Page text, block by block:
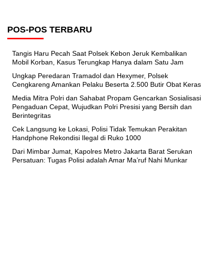
POS-POS TERBARU
Tangis Haru Pecah Saat Polsek Kebon Jeruk Kembalikan
Mobil Korban, Kasus Terungkap Hanya dalam Satu Jam
Ungkap Peredaran Tramadol dan Hexymer, Polsek
Cengkareng Amankan Pelaku Beserta 2.500 Butir Obat Keras
Media Mitra Polri dan Sahabat Propam Gencarkan Sosialisasi
Pengaduan Cepat, Wujudkan Polri Presisi yang Bersih dan
Berintegritas
Cek Langsung ke Lokasi, Polisi Tidak Temukan Perakitan
Handphone Rekondisi Ilegal di Ruko 1000
Dari Mimbar Jumat, Kapolres Metro Jakarta Barat Serukan
Persatuan: Tugas Polisi adalah Amar Ma’ruf Nahi Munkar